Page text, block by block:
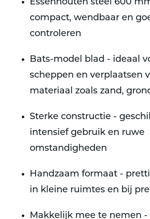
Essenhouten steel 600
compact, wendbaar en
controleren
Bats-model blad - ideaal
scheppen en verplaatsen
materiaal zoals zand,
Sterke constructie -
intensief gebruik en ruwe
omstandigheden
Handzaam formaat -
in kleine ruimtes en bij
Makkelijk mee te nemen -